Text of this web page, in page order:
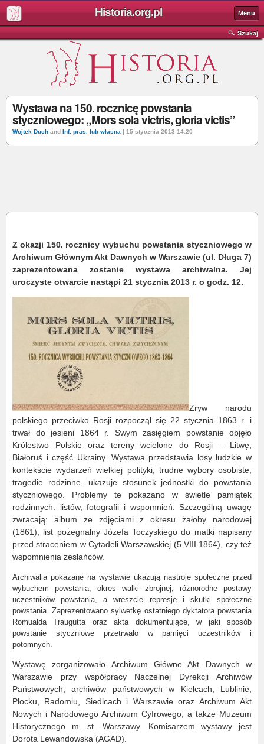
Historia.org.pl Menu
Szukaj
Wystawa na 150. rocznicę powstania
styczniowego: „Mors sola victris, gloria victis”
Wojtek Duch and Inf. pras. lub własna | 15 stycznia 2013 14:20
Z okazji 150. rocznicy wybuchu powstania styczniowego w
Archiwum Głównym Akt Dawnych w Warszawie (ul. Długa 7)
zaprezentowana zostanie wystawa archiwalna. Jej
uroczyste otwarcie nastąpi 21 stycznia 2013 r. o godz. 12.
Zryw narodu
polskiego przeciwko Rosji rozpoczął się 22 stycznia 1863 r. i
trwał do jesieni 1864 r. Swym zasięgiem powstanie objęło
Królestwo Polskie oraz tereny wcielone do Rosji – Litwę,
Białoruś i część Ukrainy. Wystawa przedstawia losy ludzkie w
kontekście wydarzeń wielkiej polityki, trudne wybory osobiste,
tragedie rodzinne, ukazuje stosunek jednostki do powstania
styczniowego. Problemy te pokazano w świetle pamiątek
rodzinnych: listów, fotografii i wspomnień. Szczególną uwagę
zwracają: album ze zdjęciami z okresu żałoby narodowej
(1861), list pożegnalny Józefa Toczyskiego do matki napisany
przed straceniem w Cytadeli Warszawskiej (5 VIII 1864), czy też
wspomnienia zesłańców.
Archiwalia pokazane na wystawie ukazują nastroje społeczne przed
wybuchem powstania, okres walki zbrojnej, różnorodne postawy
uczestników powstania, a wreszcie represje i skutki społeczne
powstania. Zaprezentowano sylwetkę ostatniego dyktatora powstania
Romualda Traugutta oraz akta dokumentujące, w jaki sposób
powstanie styczniowe przetrwało w pamięci uczestników i
potomnych.
Wystawę zorganizowało Archiwum Główne Akt Dawnych w
Warszawie przy współpracy Naczelnej Dyrekcji Archiwów
Państwowych, archiwów państwowych w Kielcach, Lublinie,
Płocku, Radomiu, Siedlcach i Warszawie oraz Archiwum Akt
Nowych i Narodowego Archiwum Cyfrowego, a także Muzeum
Historycznego m. st. Warszawy. Komisarzem wystawy jest
Dorota Lewandowska (AGAD).